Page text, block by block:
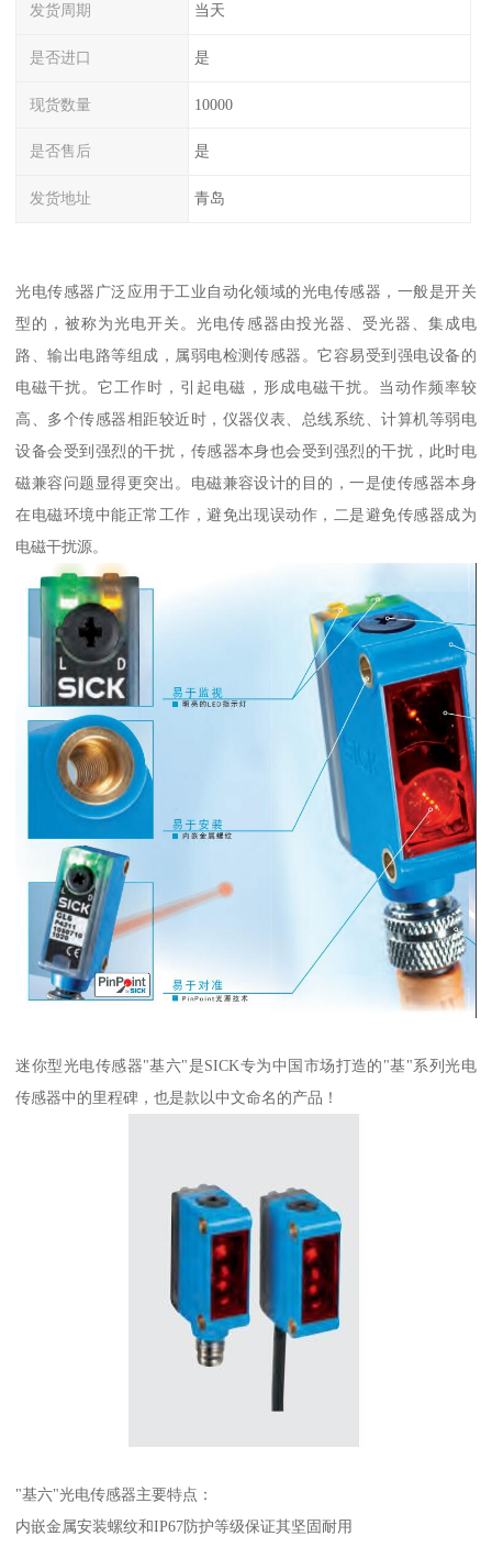
发货周期 当天
是否进口 是
现货数量 10000
是否售后 是
发货地址 青岛
光电传感器广泛应用于工业自动化领域的光电传感器，一般是开关
型的，被称为光电开关。光电传感器由投光器、受光器、集成电
路、输出电路等组成，属弱电检测传感器。它容易受到强电设备的
电磁干扰。它工作时，引起电磁，形成电磁干扰。当动作频率较
高、多个传感器相距较近时，仪器仪表、总线系统、计算机等弱电
设备会受到强烈的干扰，传感器本身也会受到强烈的干扰，此时电
磁兼容问题显得更突出。电磁兼容设计的目的，一是使传感器本身
在电磁环境中能正常工作，避免出现误动作，二是避免传感器成为
电磁干扰源。
迷你型光电传感器"基六"是SICK专为中国市场打造的"基"系列光电
传感器中的里程碑，也是款以中文命名的产品！
"基六"光电传感器主要特点：
内嵌金属安装螺纹和IP67防护等级保证其坚固耐用